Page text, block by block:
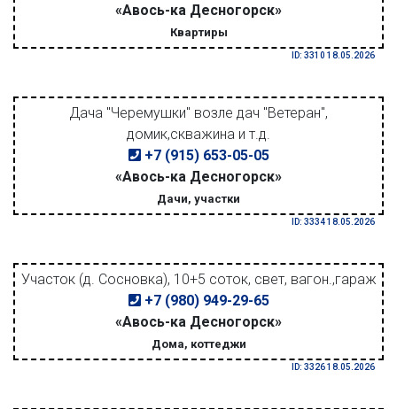
«Авось-ка Десногорск»
Квартиры
ID: 3310 18.05.2026
Дача "Черемушки" возле дач "Ветеран",
домик,скважина и т.д.
+7 (915) 653-05-05
«Авось-ка Десногорск»
Дачи, участки
ID: 3334 18.05.2026
Участок (д. Сосновка), 10+5 соток, свет, вагон.,гараж
+7 (980) 949-29-65
«Авось-ка Десногорск»
Дома, коттеджи
ID: 3326 18.05.2026